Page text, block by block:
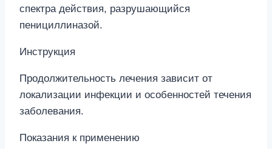
спектра действия, разрушающийся
пенициллиназой.
Инструкция
Продолжительность лечения зависит от
локализации инфекции и особенностей течения
заболевания.
Показания к применению